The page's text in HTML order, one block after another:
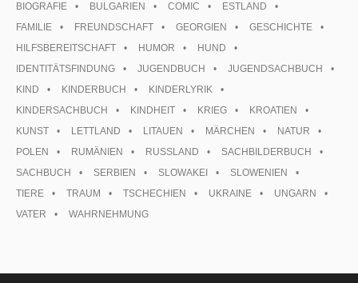
BIOGRAFIE
BULGARIEN COMIC
ESTLAND
FAMILIE
FREUNDSCHAFT GEORGIEN
GESCHICHTE
HILFSBEREITSCHAFT
HUMOR
HUND
IDENTITÄTSFINDUNG
JUGENDBUCH
JUGENDSACHBUCH
KIND
KINDERBUCH
KINDERLYRIK
KINDERSACHBUCH
KINDHEIT KRIEG
KROATIEN
KUNST
LETTLAND LITAUEN MÄRCHEN
NATUR
POLEN
RUMÄNIEN RUSSLAND
SACHBILDERBUCH
SACHBUCH
SERBIEN SLOWAKEI
SLOWENIEN
TIERE
TRAUM TSCHECHIEN UKRAINE
UNGARN
VATER
WAHRNEHMUNG